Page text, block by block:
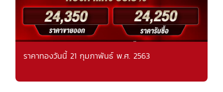
ราคาทองวันนี้ 21 กุมภาพันธ์ พ.ศ. 2563